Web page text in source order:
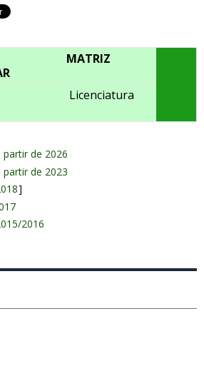
Licenciatura
partir de 2026
partir de 2023
]
2016